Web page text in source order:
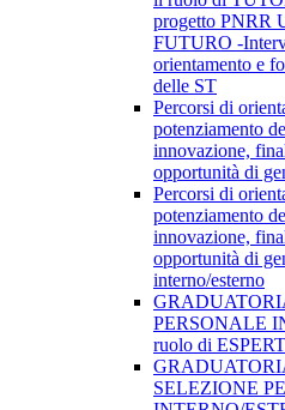
progetto PNRR
FUTURO -
orientamento e
delle ST
Percorsi di
potenziamento
innovazione,
opportunità di
Percorsi di
potenziamento
innovazione,
opportunità di
interno/esterno
PERSONALE
ruolo di
SELEZIONE